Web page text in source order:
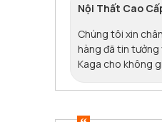
Nội Thất Cao
Chúng tôi xin
hàng đã tin tưởng
Kaga cho không